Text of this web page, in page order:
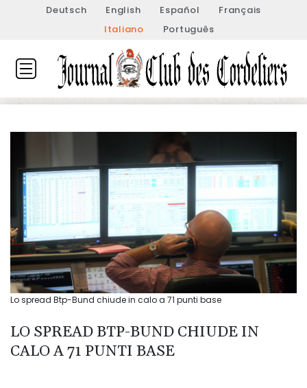
Deutsch English Español
Français
Italiano
Português
Lo spread Btp-Bund chiude in calo a 71 punti base
LO SPREAD BTP-BUND CHIUDE IN
CALO A 71 PUNTI BASE